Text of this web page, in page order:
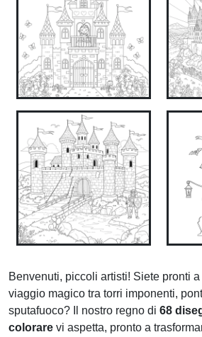
Benvenuti, piccoli artisti! Siete pronti
viaggio magico tra torri imponenti,
sputafuoco? Il nostro regno di 68
colorare vi aspetta, pronto a